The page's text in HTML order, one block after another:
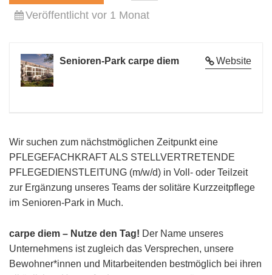
Veröffentlicht vor 1 Monat
Website
Senioren-Park carpe diem
Wir suchen zum nächstmöglichen Zeitpunkt eine
PFLEGEFACHKRAFT ALS STELLVERTRETENDE
PFLEGEDIENSTLEITUNG (m/w/d) in Voll- oder Teilzeit
zur Ergänzung unseres Teams der solitäre Kurzzeitpflege
im Senioren-Park in Much.
carpe diem – Nutze den Tag! Der Name unseres
Unternehmens ist zugleich das Versprechen, unsere
Bewohner*innen und Mitarbeitenden bestmöglich bei ihren